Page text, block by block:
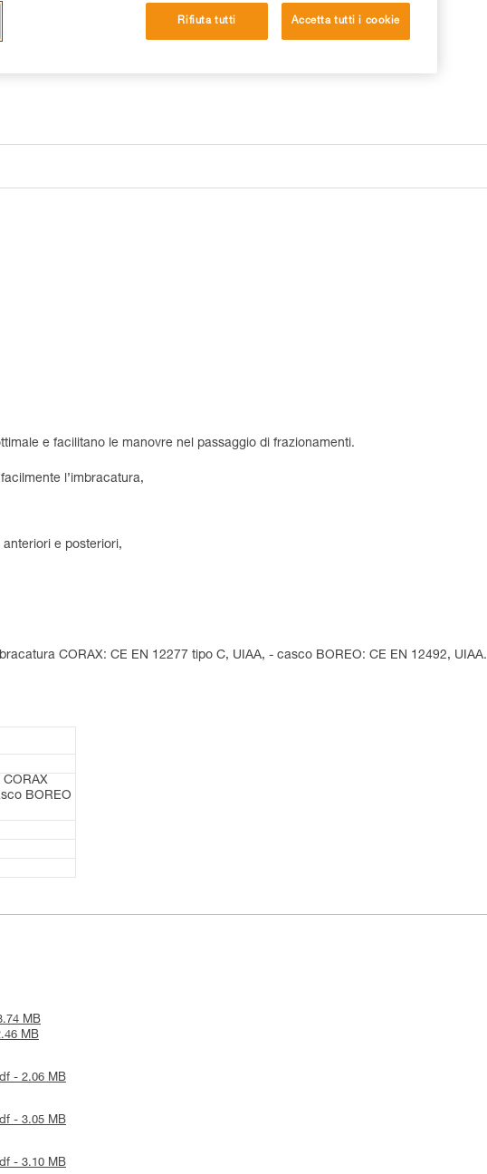
e facilitano le manovre nel passaggio di frazionamenti.
l’imbracatura,
e posteriori,
CORAX: CE EN 12277 tipo C, UIAA, - casco BOREO: CE EN 12492, UIAA.
BOREO
MB
MB
- 2.06 MB
- 3.05 MB
- 3.10 MB
Rifiuta tutti Accetta tutti i cookie